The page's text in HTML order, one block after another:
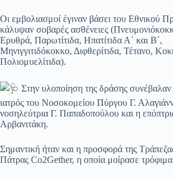
Οι εμβολιασμοί έγιναν βάσει του Εθνικού
κάλυψαν σοβαρές ασθένειες
Ερυθρά, Παρωτίτιδα, Ηπατίτιδα Α΄ και Β΄,
Μηνιγγιτιδόκοκκο, Διφθερίτιδα, Τέτανο,
Πολιομυελίτιδα).
Στην υλοποίηση της δράσης συνέβαλαν
ιατρός του Νοσοκομείου Πύργου Γ.
νοσηλεύτρια Γ. Παπαδοπούλου και η
Αρβανιτάκη.
Σημαντική ήταν και η προσφορά της
Πάτρας Co2Gether, η οποία μοίρασε τρόφιμα